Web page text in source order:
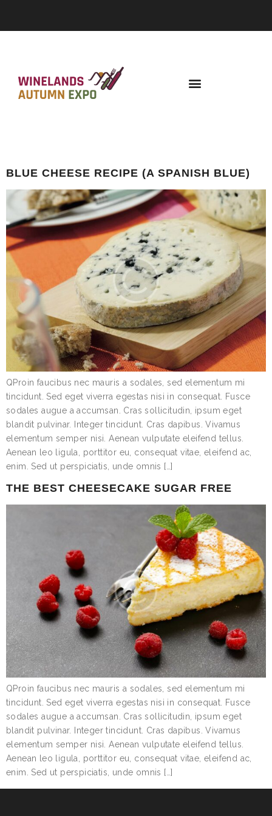
BLUE CHEESE RECIPE (A SPANISH BLUE)
QProin faucibus nec mauris a sodales, sed elementum mi
tincidunt. Sed eget viverra egestas nisi in consequat. Fusce
sodales augue a accumsan. Cras sollicitudin, ipsum eget
blandit pulvinar. Integer tincidunt. Cras dapibus. Vivamus
elementum semper nisi. Aenean vulputate eleifend tellus.
Aenean leo ligula, porttitor eu, consequat vitae, eleifend ac,
enim. Sed ut perspiciatis, unde omnis […]
THE BEST CHEESECAKE SUGAR FREE
QProin faucibus nec mauris a sodales, sed elementum mi
tincidunt. Sed eget viverra egestas nisi in consequat. Fusce
sodales augue a accumsan. Cras sollicitudin, ipsum eget
blandit pulvinar. Integer tincidunt. Cras dapibus. Vivamus
elementum semper nisi. Aenean vulputate eleifend tellus.
Aenean leo ligula, porttitor eu, consequat vitae, eleifend ac,
enim. Sed ut perspiciatis, unde omnis […]